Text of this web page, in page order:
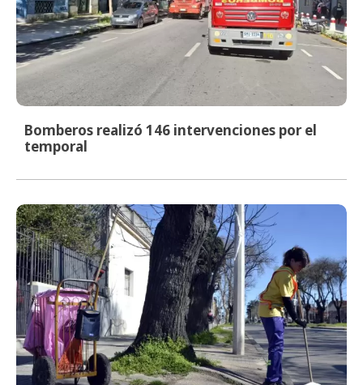
Bomberos realizó 146 intervenciones por el
temporal